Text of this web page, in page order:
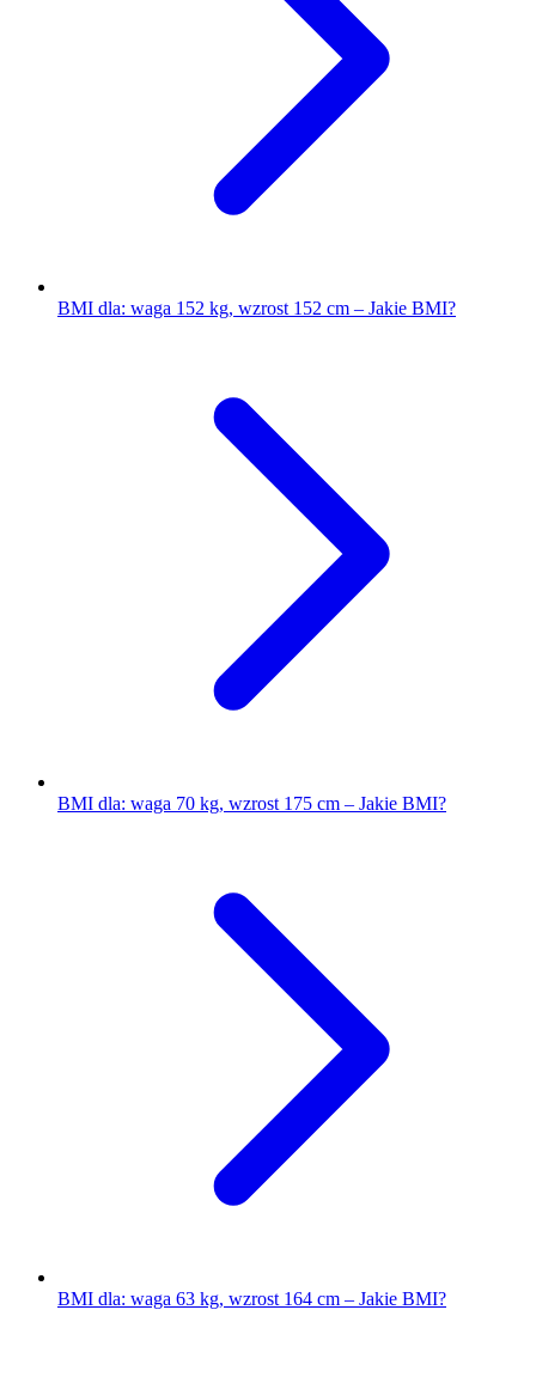
BMI dla: waga 152 kg, wzrost 152 cm – Jakie BMI?
BMI dla: waga 70 kg, wzrost 175 cm – Jakie BMI?
BMI dla: waga 63 kg, wzrost 164 cm – Jakie BMI?